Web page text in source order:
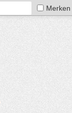
Merken